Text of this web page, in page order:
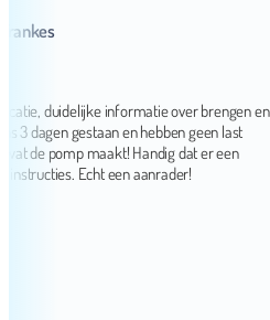
duidelijke informatie over brengen en
gestaan en hebben geen last
pomp maakt! Handig dat er een
Echt een aanrader!